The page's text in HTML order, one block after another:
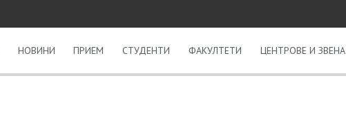
НОВИНИ ПРИЕМ СТУДЕНТИ ФАКУЛТЕТИ ЦЕНТРОВЕ И ЗВЕНА